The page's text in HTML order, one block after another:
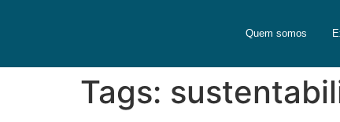
Quem somos
Tags: